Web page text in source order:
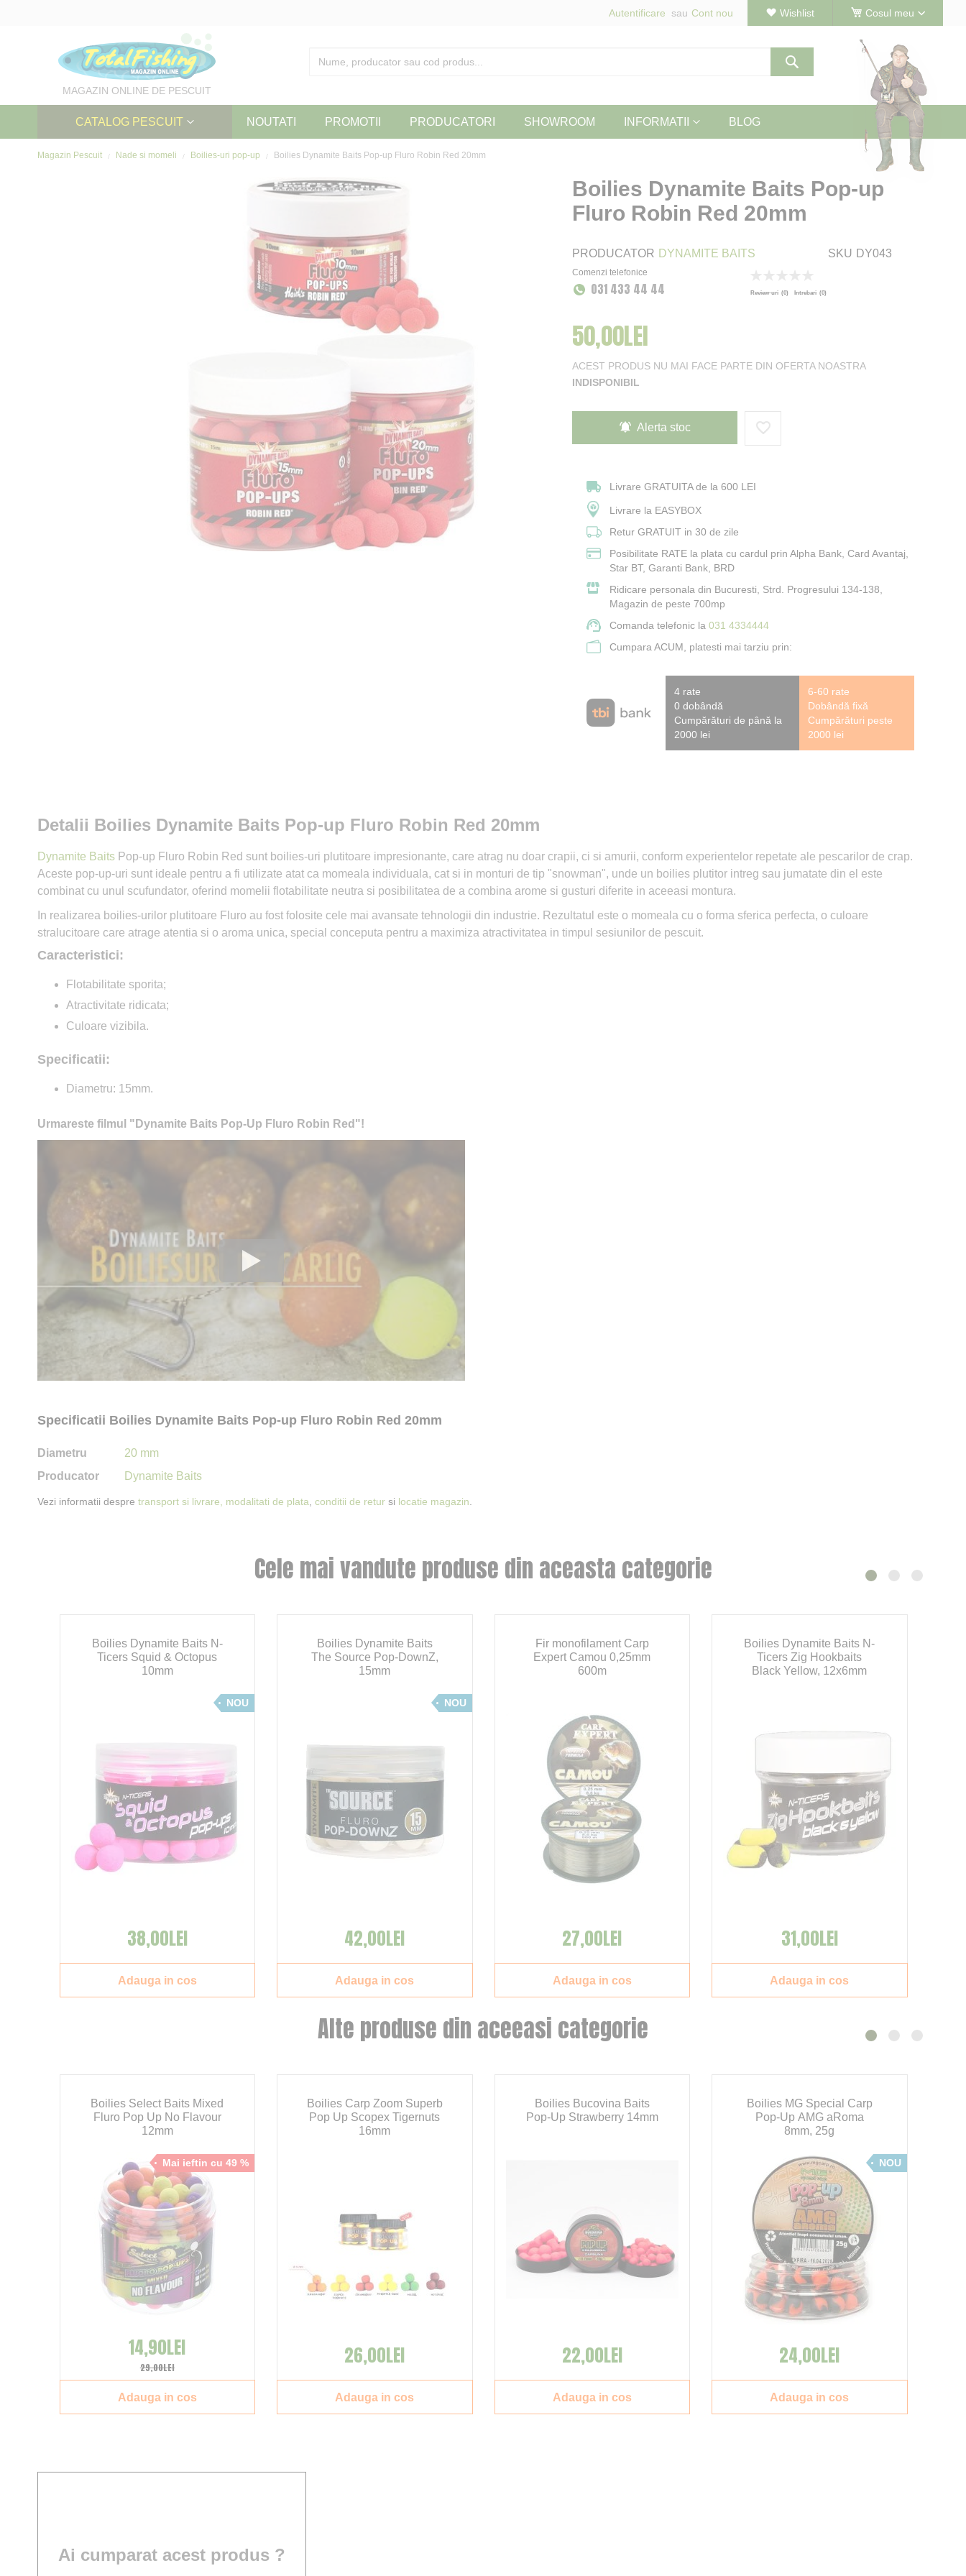
Cosul meu
Wishlist
Autentificare Cont nou
MAGAZIN ONLINE DE PESCUIT
CATALOG PESCUIT NOUTATI PROMOTII PRODUCATORI SHOWROOM INFORMATII BLOG
Magazin Pescuit Nade si momeli Boilies-uri pop-up Boilies Dynamite Baits Pop-up Fluro Robin Red 20mm
Boilies Dynamite Baits Pop-up
Fluro Robin Red 20mm
PRODUCATOR DYNAMITE BAITS SKU DY043
Comenzi telefonice
031 433 44 44 Review-uri (0) Intrebari (0)
50,00LEI
ACEST PRODUS NU MAI FACE PARTE DIN OFERTA NOASTRA
INDISPONIBIL
Alerta stoc
Livrare GRATUITA de la 600 LEI
Livrare la EASYBOX
Retur GRATUIT in 30 de zile
Posibilitate RATE la plata cu cardul prin Alpha Bank, Card Avantaj,
Star BT, Garanti Bank, BRD
Ridicare personala din Bucuresti, Strd. Progresului 134-138,
Magazin de peste 700mp
Comanda telefonic la 031 4334444
Cumpara ACUM, platesti mai tarziu prin:
4 rate
0 dobândă
Cumpărături de până la
2000 lei
6-60 rate
Dobândă fixă
Cumpărături peste
2000 lei
Detalii Boilies Dynamite Baits Pop-up Fluro Robin Red 20mm
Dynamite Baits Pop-up Fluro Robin Red sunt boilies-uri plutitoare impresionante, care atrag nu doar crapii, ci si amurii, conform experientelor repetate ale pescarilor de crap.
Aceste pop-up-uri sunt ideale pentru a fi utilizate atat ca momeala individuala, cat si in monturi de tip "snowman", unde un boilies plutitor intreg sau jumatate din el este
combinat cu unul scufundator, oferind momelii flotabilitate neutra si posibilitatea de a combina arome si gusturi diferite in aceeasi montura.
In realizarea boilies-urilor plutitoare Fluro au fost folosite cele mai avansate tehnologii din industrie. Rezultatul este o momeala cu o forma sferica perfecta, o culoare
stralucitoare care atrage atentia si o aroma unica, special conceputa pentru a maximiza atractivitatea in timpul sesiunilor de pescuit.
Caracteristici:
Flotabilitate sporita;
Atractivitate ridicata;
Culoare vizibila.
Specificatii:
Diametru: 15mm.
Urmareste filmul "Dynamite Baits Pop-Up Fluro Robin Red"!
Specificatii Boilies Dynamite Baits Pop-up Fluro Robin Red 20mm
Diametru
20 mm
Producator
Dynamite Baits
Ai cumparat acest produs ?
Vezi informatii despre transport si livrare, modalitati de plata, conditii de retur si locatie magazin.
Alte produse din aceeasi categorie
Boilies Select Baits Mixed
Fluro Pop Up No Flavour
12mm
Mai ieftin cu 49 %
29,00LEI
14,90LEI
Adauga in cos
Boilies Carp Zoom Superb
Pop Up Scopex Tigernuts
16mm
26,00LEI
Adauga in cos
Boilies Bucovina Baits
Pop-Up Strawberry 14mm
22,00LEI
Adauga in cos
Boilies MG Special Carp
Pop-Up AMG aRoma
8mm, 25g
NOU
24,00LEI
Adauga in cos
Cele mai vandute produse din aceasta categorie
Boilies Dynamite Baits N-
Ticers Squid & Octopus
10mm
NOU
38,00LEI
Adauga in cos
Boilies Dynamite Baits
The Source Pop-DownZ,
15mm
NOU
42,00LEI
Adauga in cos
Fir monofilament Carp
Expert Camou 0,25mm
600m
27,00LEI
Adauga in cos
Boilies Dynamite Baits N-
Ticers Zig Hookbaits
Black Yellow, 12x6mm
31,00LEI
Adauga in cos